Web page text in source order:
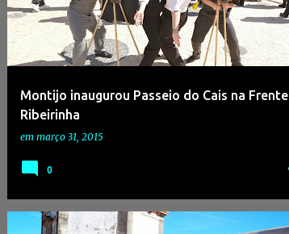
Montijo inaugurou Passeio do Cais na Frente
Ribeirinha
em março 31, 2015
0